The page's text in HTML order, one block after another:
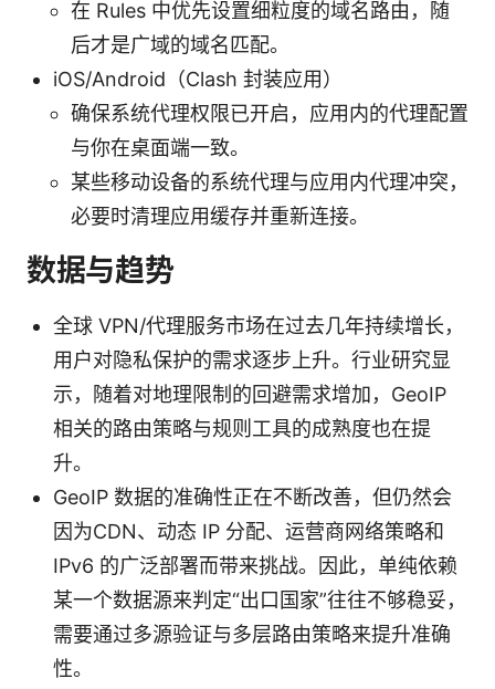
在 Rules 中优先设置细粒度的域名路由，随
后才是广域的域名匹配。
iOS/Android（Clash 封装应用）
确保系统代理权限已开启，应用内的代理配置
与你在桌面端一致。
某些移动设备的系统代理与应用内代理冲突，
必要时清理应用缓存并重新连接。
数据与趋势
全球 VPN/代理服务市场在过去几年持续增长，
用户对隐私保护的需求逐步上升。行业研究显
示，随着对地理限制的回避需求增加，GeoIP
相关的路由策略与规则工具的成熟度也在提
升。
GeoIP 数据的准确性正在不断改善，但仍然会
因为CDN、动态 IP 分配、运营商网络策略和
IPv6 的广泛部署而带来挑战。因此，单纯依赖
某一个数据源来判定“出口国家”往往不够稳妥，
需要通过多源验证与多层路由策略来提升准确
性。